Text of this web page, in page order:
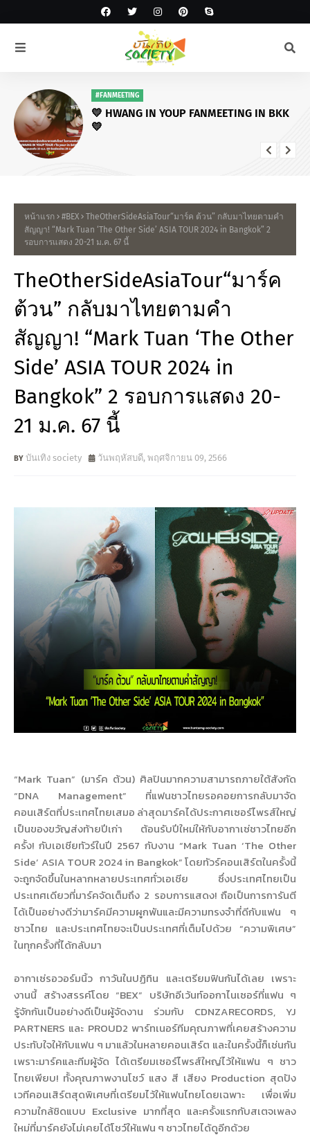
#FANMEETING
💛 HWANG IN YOUP FANMEETING IN BKK
💛
หน้าแรก #BEX
TheOtherSideAsiaTour“มาร์ค ต้วน” กลับมาไทยตามคำ
สัญญา! “Mark Tuan ‘The Other Side’ ASIA TOUR 2024 in Bangkok” 2
รอบการแสดง 20-21 ม.ค. 67 นี้
TheOtherSideAsiaTour“มาร์ค
ต้วน” กลับมาไทยตามคำ
สัญญา! “Mark Tuan ‘The Other
Side’ ASIA TOUR 2024 in
Bangkok” 2 รอบการแสดง 20-
21 ม.ค. 67 นี้
บันเทิง society วันพฤหัสบดี, พฤศจิกายน 09, 2566
“Mark Tuan” (มาร์ค ต้วน) ศิลปินมากความสามารถภายใต้สังกัด
“DNA Management” ที่แฟนชาวไทยรอคอยการกลับมาจัด
คอนเสิร์ตที่ประเทศไทยเสมอ ล่าสุดมาร์คได้ประกาศเซอร์ไพรส์ใหญ่
เป็นของขวัญส่งท้ายปีเก่า ต้อนรับปีใหม่ให้กับอากาเซ่ชาวไทยอีก
ครั้ง! กับเอเชียทัวร์ในปี 2567 กับงาน “Mark Tuan ‘The Other
Side’ ASIA TOUR 2024 in Bangkok” โดยทัวร์คอนเสิร์ตในครั้งนี้
จะถูกจัดขึ้นในหลากหลายประเทศทั่วเอเชีย ซึ่งประเทศไทยเป็น
ประเทศเดียวที่มาร์คจัดเต็มถึง 2 รอบการแสดง! ถือเป็นการการันตี
ได้เป็นอย่างดีว่ามาร์คมีความผูกพันและมีความทรงจำที่ดีกับแฟน ๆ
ชาวไทย และประเทศไทยจะเป็นประเทศที่เต็มไปด้วย “ความพิเศษ”
ในทุกครั้งที่ได้กลับมา
อากาเซ่รอวอร์มนิ้ว กาวันในปฏิทิน และเตรียมฟินกันได้เลย เพราะ
งานนี้ สร้างสรรค์โดย “BEX” บริษัทอีเว้นท์ออกาไนเซอร์ที่แฟน ๆ
รู้จักกันเป็นอย่างดีเป็นผู้จัดงาน ร่วมกับ CDNZARECORDS, YJ
PARTNERS และ PROUD2 พาร์ทเนอร์ทีมคุณภาพที่เคยสร้างความ
ประทับใจให้กับแฟน ๆ มาแล้วในหลายคอนเสิร์ต และในครั้งนี้ก็เช่นกัน
เพราะมาร์คและทีมผู้จัด ได้เตรียมเซอร์ไพรส์ใหญ่ไว้ให้แฟน ๆ ชาว
ไทยเพียบ! ทั้งคุณภาพงานโชว์ แสง สี เสียง Production สุดปัง
เวทีคอนเสิร์ตสุดพิเศษที่เตรียมไว้ให้แฟนไทยโดยเฉพาะ เพื่อเพิ่ม
ความใกล้ชิดแบบ Exclusive มากที่สุด และครั้งแรกกับสเตจเพลง
ใหม่ที่มาร์คยังไม่เคยได้โชว์ให้แฟน ๆ ชาวไทยได้ดูอีกด้วย